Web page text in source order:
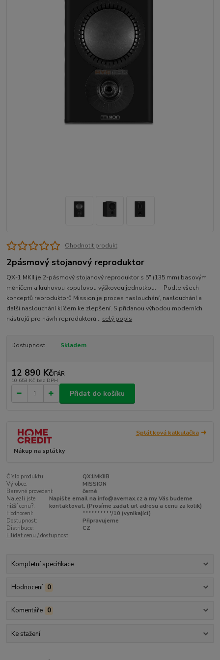
Ohodnotit produkt
2pásmový stojanový reproduktor
QX-1 MKII je 2-pásmový stojanový reproduktor s 5″ (135 mm) basovým
měničem a kruhovou kopulovou výškovou jednotkou. Podle všech
konceptů reproduktorů Mission je proces naslouchání, naslouchání a
další naslouchání klíčem ke zlepšení. S přidanou výhodou moderních
nástrojů pro návrh reproduktorů... celý popis
Dostupnost Skladem
12 890 Kč/PÁR
10 653 Kč bez DPH
Přidat do košíku
Splátková kalkulačka
Nákup na splátky
Číslo produktu:
QX1MKIIB
Výrobce:
MISSION
Barevné provedení:
černé
Nalezli jste
nižší cenu?:
Napište email na info@avemax.cz a my Vás budeme
kontaktovat. (Prosíme zadat url adresu a cenu za kolik)
Hodnocení:
**********/10 (vynikající)
Dostupnost:
Připravujeme
Distribuce:
CZ
Hlídat cenu / dostupnost
Kompletní specifikace
Hodnocení 0
Komentáře 0
Ke stažení